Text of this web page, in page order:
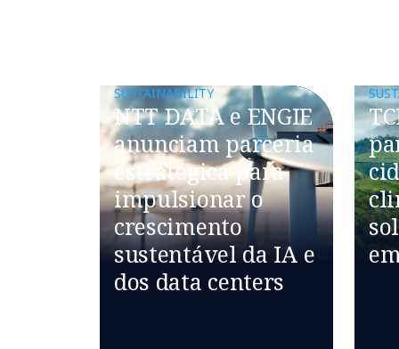
SUSTAINABILITY
NTT DATA e ENGIE
anunciam parceria
estratégica para
impulsionar o
crescimento
sustentável da IA e
dos data centers